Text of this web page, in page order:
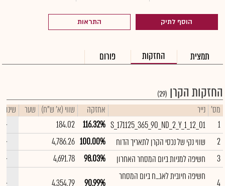
הוסף לתיק התראות
תמצית החזקות פורום
החזקות הקרן (29)
מס' נייר אחזקה שווי (א' ש"ח) שער
שינוי
1
S_171125_365_90_ND_2_Y_1_12_01
116.32%
184.02
--
2
שווי נקי של נכסי הקרן לתאריך הדוח 100.00%
4,786.26
--
3
חשיפה למניות ביום המסחר האחרון 98.03%
4,691.78
--
4
חשיפה חיובית לאג_ח ביום המסחר
90.99%
4,354.79
--